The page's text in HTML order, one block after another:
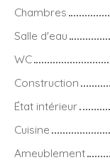
Chambres
Salle d'eau
WC
Construction
État intérieur
Cuisine
Ameublement